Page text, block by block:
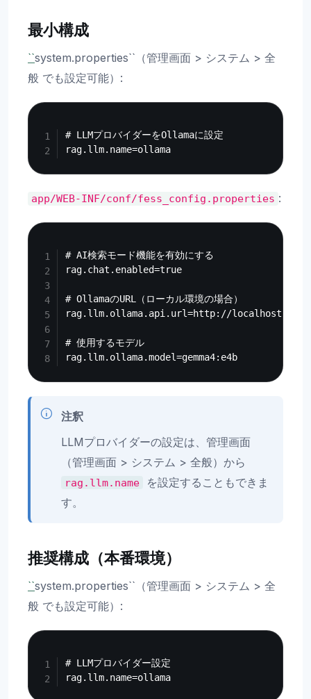
最小構成
``system.properties``（管理画面 > システム > 全
般 でも設定可能）:
# LLMプロバイダーをOllamaに設定
app/WEB-INF/conf/fess_config.properties :
# AI検索モード機能を有効にする
rag.chat.enabled=true
# OllamaのURL（ローカル環境の場合）
rag.llm.ollama.api.url=http://
# 使用するモデル
注釈
LLMプロバイダーの設定は、管理画面
（管理画面 > システム > 全般）から
rag.llm.name
を設定することもできま
す。
推奨構成（本番環境）
``system.properties``（管理画面 > システム > 全
般 でも設定可能）:
# LLMプロバイダー設定